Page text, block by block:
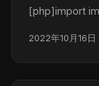
[php]import
2022年10月16日